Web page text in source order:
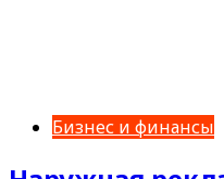
Бизнес и финансы